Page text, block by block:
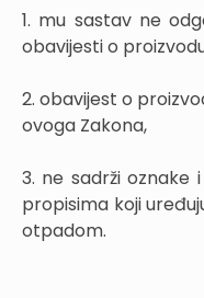
1. mu sastav ne
obavijesti o
2. obavijest o
ovoga Zakona,
3. ne sadrži
propisima koji
otpadom.